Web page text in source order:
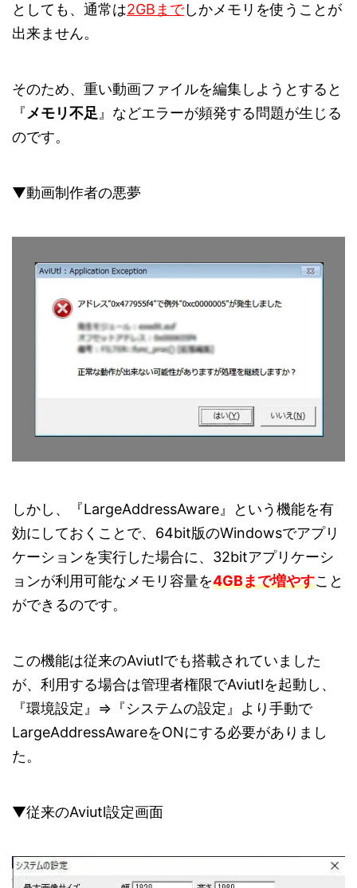
としても、通常は2GBまでしかメモリを使うことが
出来ません。
そのため、重い動画ファイルを編集しようとすると
『 メモリ不足 』などエラーが頻発する問題が生じる
のです。
▼動画制作者の悪夢
しかし、『LargeAddressAware』という機能を有
効にしておくことで、64bit版のWindowsでアプリ
ケーションを実行した場合に、32bitアプリケーシ
ョンが利用可能なメモリ容量を4GBまで増やすこと
ができるのです。
この機能は従来のAviutlでも搭載されていました
が、利用する場合は管理者権限でAviutlを起動し、
『環境設定』⇒『システムの設定』より手動で
LargeAddressAwareをONにする必要がありまし
た。
▼従来のAviutl設定画面